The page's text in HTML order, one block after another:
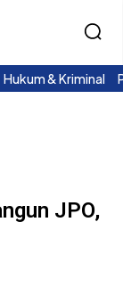
Hukum & Kriminal
JPO,